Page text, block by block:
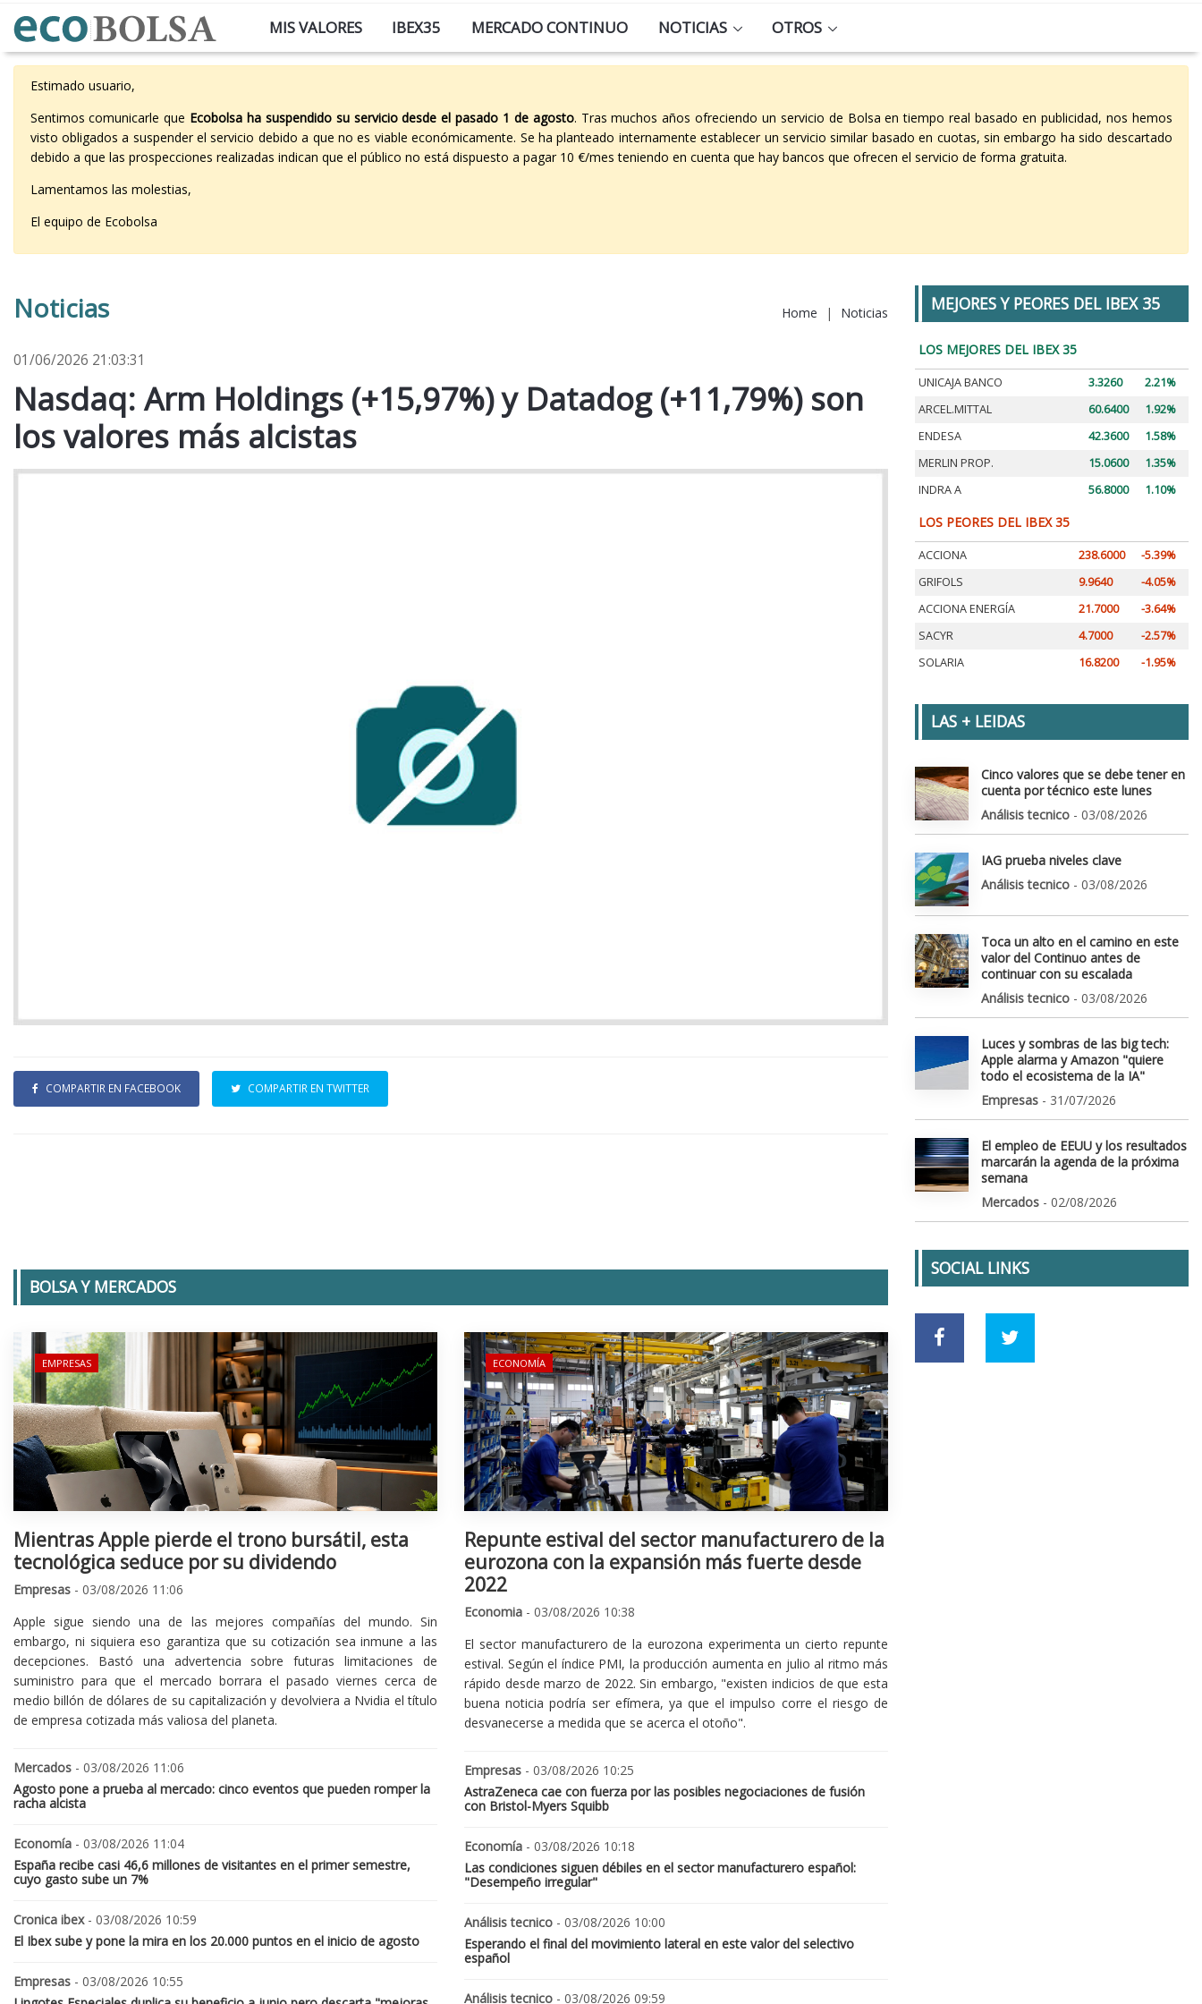
MIS VALORES IBEX35 MERCADO CONTINUO NOTICIAS OTROS
Estimado usuario,
Sentimos comunicarle que Ecobolsa ha suspendido su servicio desde el pasado 1 de agosto. Tras muchos años ofreciendo un servicio de Bolsa en tiempo real basado en publicidad, nos hemos
visto obligados a suspender el servicio debido a que no es viable económicamente. Se ha planteado internamente establecer un servicio similar basado en cuotas, sin embargo ha sido descartado
debido a que las prospecciones realizadas indican que el público no está dispuesto a pagar 10 €/mes teniendo en cuenta que hay bancos que ofrecen el servicio de forma gratuita.
Lamentamos las molestias,
El equipo de Ecobolsa
Noticias Home | Noticias
01/06/2026 21:03:31
Nasdaq: Arm Holdings (+15,97%) y Datadog (+11,79%) son
los valores más alcistas
COMPARTIR EN FACEBOOK COMPARTIR EN TWITTER
BOLSA Y MERCADOS
EMPRESAS
Mientras Apple pierde el trono bursátil, esta
tecnológica seduce por su dividendo
Empresas - 03/08/2026 11:06
Apple sigue siendo una de las mejores compañías del mundo. Sin
embargo, ni siquiera eso garantiza que su cotización sea inmune a las
decepciones. Bastó una advertencia sobre futuras limitaciones de
suministro para que el mercado borrara el pasado viernes cerca de
medio billón de dólares de su capitalización y devolviera a Nvidia el título
de empresa cotizada más valiosa del planeta.
Mercados - 03/08/2026 11:06
Agosto pone a prueba al mercado: cinco eventos que pueden romper la
racha alcista
Economía - 03/08/2026 11:04
España recibe casi 46,6 millones de visitantes en el primer semestre,
cuyo gasto sube un 7%
Cronica ibex- 03/08/2026 10:59
El Ibex sube y pone la mira en los 20.000 puntos en el inicio de agosto
Empresas - 03/08/2026 10:55
ECONOMÍA
Repunte estival del sector manufacturero de la
eurozona con la expansión más fuerte desde
2022
Economia - 03/08/2026 10:38
El sector manufacturero de la eurozona experimenta un cierto repunte
estival. Según el índice PMI, la producción aumenta en julio al ritmo más
rápido desde marzo de 2022. Sin embargo, "existen indicios de que esta
buena noticia podría ser efímera, ya que el impulso corre el riesgo de
desvanecerse a medida que se acerca el otoño".
Empresas - 03/08/2026 10:25
AstraZeneca cae con fuerza por las posibles negociaciones de fusión
con Bristol-Myers Squibb
Economía - 03/08/2026 10:18
Las condiciones siguen débiles en el sector manufacturero español:
"Desempeño irregular"
Análisis tecnico - 03/08/2026 10:00
Esperando el final del movimiento lateral en este valor del selectivo
español
Análisis tecnico - 03/08/2026 09:59
MEJORES Y PEORES DEL IBEX 35
LOS MEJORES DEL IBEX 35
UNICAJA BANCO 3.3260
2.21%
ARCEL.MITTAL
60.6400
1.92%
ENDESA
42.3600
1.58%
MERLIN PROP.
15.0600
1.35%
INDRA A
56.8000 1.10%
LOS PEORES DEL IBEX 35
ACCIONA 238.6000
-5.39%
GRIFOLS
9.9640
-4.05%
ACCIONA ENERGÍA
21.7000
-3.64%
SACYR
4.7000
-2.57%
SOLARIA
16.8200 -1.95%
LAS + LEIDAS
Cinco valores que se debe tener en
cuenta por técnico este lunes
Análisis tecnico - 03/08/2026
IAG prueba niveles clave
Análisis tecnico - 03/08/2026
Toca un alto en el camino en este
valor del Continuo antes de
continuar con su escalada
Análisis tecnico - 03/08/2026
Luces y sombras de las big tech:
Apple alarma y Amazon "quiere
todo el ecosistema de la IA"
Empresas - 31/07/2026
El empleo de EEUU y los resultados
marcarán la agenda de la próxima
semana
Mercados - 02/08/2026
SOCIAL LINKS